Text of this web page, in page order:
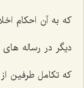
که به آن احکام
دیگر در رساله
که تکامل طرفین